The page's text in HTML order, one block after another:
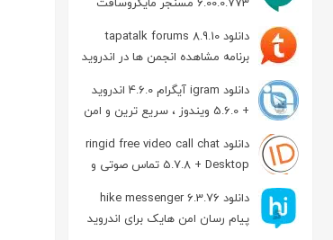
دانلود tapatalk forums 8.9.10
برنامه مشاهده انجمن ها در اندروید
دانلود igram آیگرام 4.6.0 اندروید
+ 5.6.0 ویندوز ، سریع ترین و امن
ترین نسخه تلگرام
دانلود ringid free video call chat
5.7.8 + Desktop تماس صوتی و
تصویری در اندروید
دانلود hike messenger 6.3.76
پیام‌ رسان‌ امن هایک برای اندروید